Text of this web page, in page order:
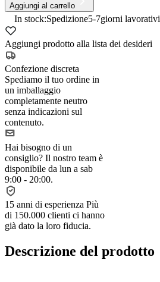
Aggiungi al carrello
In stock:Spedizione5-7giorni lavorativi
Aggiungi prodotto alla lista dei desideri
Confezione discreta
Spediamo il tuo ordine in
un imballaggio
completamente neutro
senza indicazioni sul
contenuto.
Hai bisogno di un
consiglio? Il nostro team è
disponibile da lun a sab
9:00 - 20:00.
15 anni di esperienza Più
di 150.000 clienti ci hanno
già dato la loro fiducia.
Descrizione del prodotto